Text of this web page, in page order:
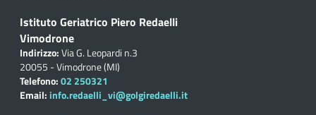
Istituto Geriatrico Piero Redaelli
Vimodrone
Indirizzo:Via G. Leopardi n.3
20055 - Vimodrone (MI)
Telefono:02 250321
Email: info.redaelli_vi@golgiredaelli.it